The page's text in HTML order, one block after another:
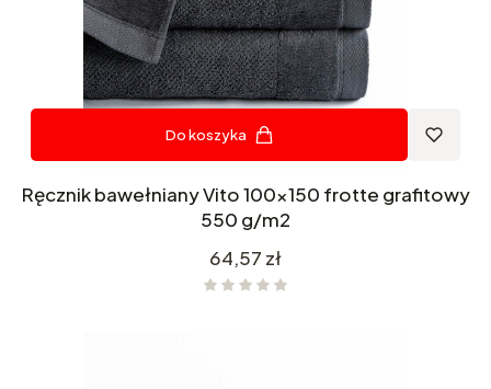
Do koszyka
Ręcznik bawełniany Vito 100x150 frotte grafitowy
550 g/m2
Cena
64,57 zł